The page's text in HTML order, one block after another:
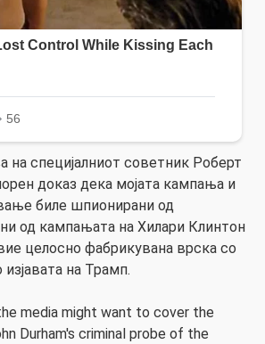
на специјалниот советник Роберт
доказ дека мојата кампања и
биле шпионирани од
од кампањата на Хилари Клинтон
целосно фабрикувана врска со
изјавата на Трамп.
media might want to cover the
Durham's criminal probe of the